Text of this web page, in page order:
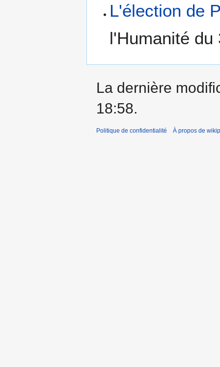
L'élection de
l'Humanité du
La dernière
18:58.
Politique de confidentialité À propos de